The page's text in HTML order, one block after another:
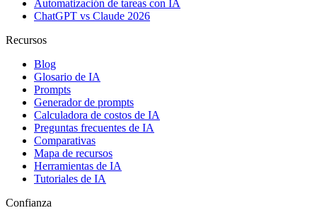
Automatización de tareas con IA
ChatGPT vs Claude 2026
Recursos
Blog
Glosario de IA
Prompts
Generador de prompts
Calculadora de costos de IA
Preguntas frecuentes de IA
Comparativas
Mapa de recursos
Herramientas de IA
Tutoriales de IA
Confianza